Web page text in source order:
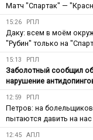
Матч "Спартак" —
15:26 РПЛ
Даку: всем в моём
"Рубин" только на
15:13 РПЛ
Заболотный сообщил об
нарушение
12:59 РПЛ
Петров: на
пытаются давить на
12:45 АПЛ